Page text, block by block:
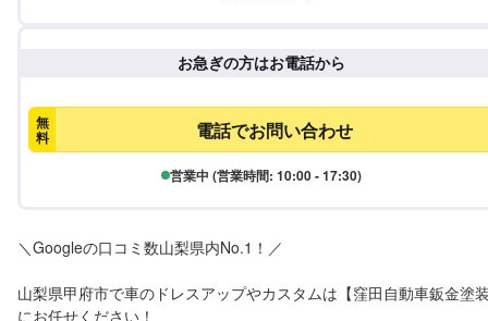
お急ぎの方はお電話から
無
料 電話でお問い合わせ
営業中 (営業時間: 10:00 - 17:30)
＼Googleの口コミ数山梨県内No.1！／
山梨県甲府市で車のドレスアップやカスタムは【窪田自動車鈑金塗
にお任せください！